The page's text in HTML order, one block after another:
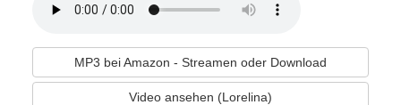
MP3 bei Amazon - Streamen oder Download
Video ansehen (Lorelina)